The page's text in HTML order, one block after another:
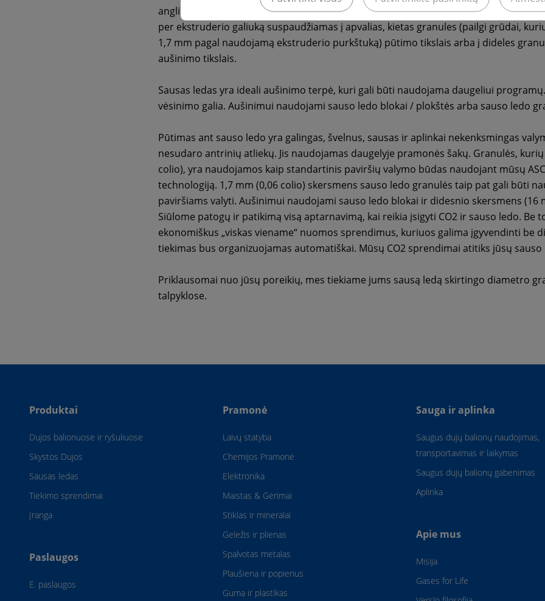
anglies dioksidas kontroliuojamomis sąlygomis plečiasi, kad susidarytų sausas ledo
per ekstruderio galiuką suspaudžiamas į apvalias, kietas granules (pailgi grūdai,
1,7 mm pagal naudojamą ekstruderio purkštuką) pūtimo tikslais arba į dideles
aušinimo tikslais.
Sausas ledas yra ideali aušinimo terpė, kuri gali būti naudojama daugeliui
vėsinimo galia. Aušinimui naudojami sauso ledo blokai / plokštės arba sauso ledo
Pūtimas ant sauso ledo yra galingas, švelnus, sausas ir aplinkai nekenksmingas
nesudaro antrinių atliekų. Jis naudojamas daugelyje pramonės šakų. Granulės,
colio), yra naudojamos kaip standartinis paviršių valymo būdas naudojant mūsų
technologiją. 1,7 mm (0,06 colio) skersmens sauso ledo granulės taip pat gali būti
paviršiams valyti. Aušinimui naudojami sauso ledo blokai ir didesnio skersmens (16
Siūlome patogų ir patikimą visą aptarnavimą, kai reikia įsigyti CO2 ir sauso ledo. Be
ekonomiškus „viskas viename“ nuomos sprendimus, kuriuos galima įgyvendinti be
tiekimas bus organizuojamas automatiškai. Mūsų CO2 sprendimai atitiks jūsų
Priklausomai nuo jūsų poreikių, mes tiekiame jums sausą ledą skirtingo diametro
talpyklose.
Produktai
Dujos balionuose ir ryšuliuose
Skystos Dujos
Sausas ledas
Tiekimo sprendimai
Įranga
Paslaugos
E. paslaugos
Pramonė
Laivų statyba
Chemijos Pramonė
Elektronika
Maistas & Gėrimai
Stiklas ir mineralai
Geležis ir plienas
Spalvotas metalas
Plaušiena ir popierius
Guma ir plastikas
Sauga ir aplinka
Saugus dujų balionų naudojimas,
transportavimas ir laikymas
Saugus dujų balionų gabenimas
Aplinka
Apie mus
Misija
Gases for Life